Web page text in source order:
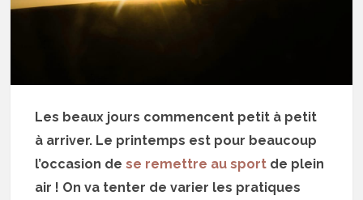
Les beaux jours commencent petit à petit
à arriver. Le printemps est pour beaucoup
l’occasion dese remettre au sport de plein
air ! On va tenter de varier les pratiques